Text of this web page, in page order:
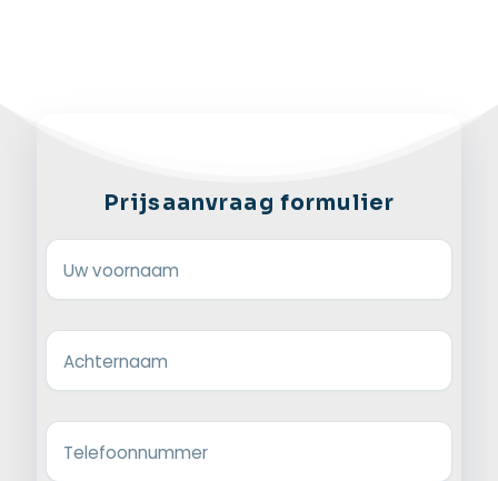
Prijsaanvraag formulier
Uw voornaam
Achternaam
Telefoonnummer